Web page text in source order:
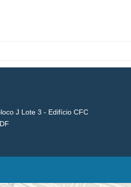
J Lote 3 - Edifício CFC